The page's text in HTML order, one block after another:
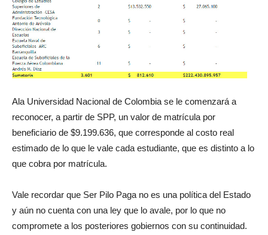
Ala Universidad Nacional de Colombia se le comenzará a
reconocer, a partir de SPP, un valor de matrícula por
beneficiario de $9.199.636, que corresponde al costo real
estimado de lo que le vale cada estudiante, que es distinto a lo
que cobra por matrícula.
Vale recordar que Ser Pilo Paga no es una política del Estado
y aún no cuenta con una ley que lo avale, por lo que no
compromete a los posteriores gobiernos con su continuidad.